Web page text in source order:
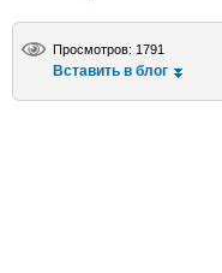
Просмотров: 1791
Вставить в блог